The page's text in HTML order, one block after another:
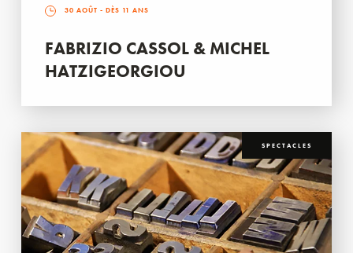
30 AOÛT - DÈS 11 ANS
FABRIZIO CASSOL & MICHEL
HATZIGEORGIOU
SPECTACLES